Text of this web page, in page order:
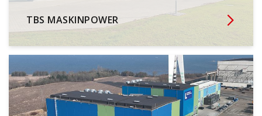
TBS MASKINPOWER